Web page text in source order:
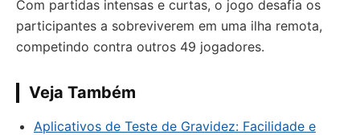
Com partidas intensas e curtas, o jogo desafia os
participantes a sobreviverem em uma ilha remota,
competindo contra outros 49 jogadores.
Veja Também
Aplicativos de Teste de Gravidez: Facilidade e